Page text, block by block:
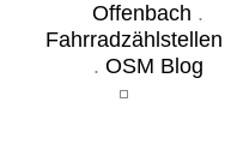
Offenbach .
Fahrradzählstellen
. OSM Blog